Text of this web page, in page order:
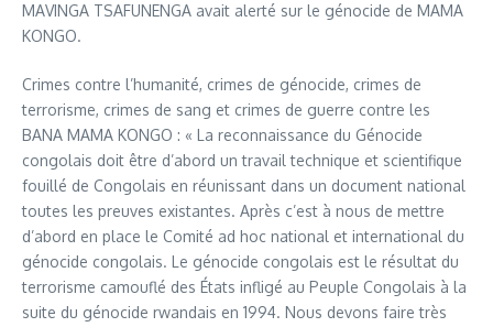
MAVINGA TSAFUNENGA avait alerté sur le génocide de MAMA
KONGO.
Crimes contre l’humanité, crimes de génocide, crimes de
terrorisme, crimes de sang et crimes de guerre contre les
BANA MAMA KONGO : « La reconnaissance du Génocide
congolais doit être d’abord un travail technique et scientifique
fouillé de Congolais en réunissant dans un document national
toutes les preuves existantes. Après c’est à nous de mettre
d’abord en place le Comité ad hoc national et international du
génocide congolais. Le génocide congolais est le résultat du
terrorisme camouflé des États infligé au Peuple Congolais à la
suite du génocide rwandais en 1994. Nous devons faire très